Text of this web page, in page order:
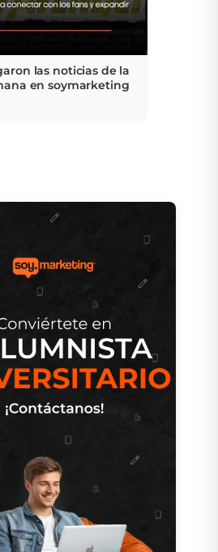
las noticias de la
en soymarketing